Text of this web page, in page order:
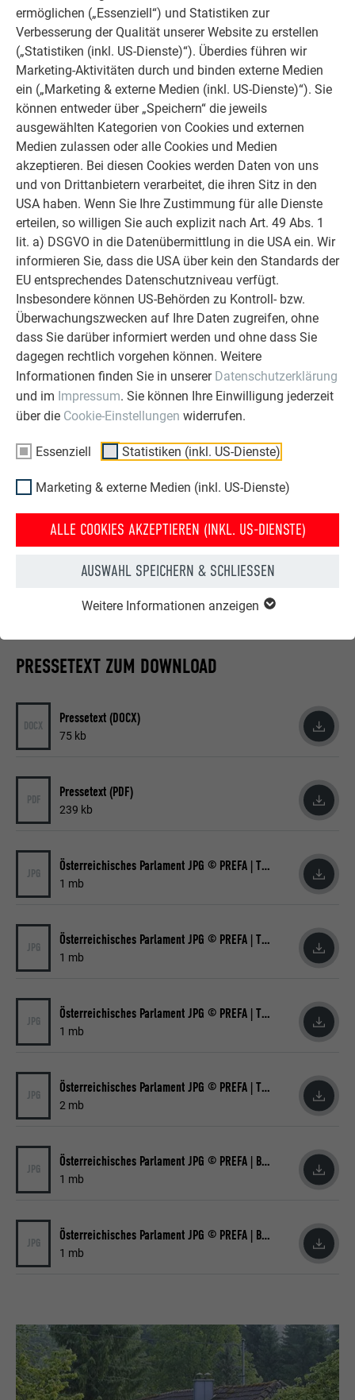
ermöglichen („Essenziell“) und Statistiken zur
Verbesserung der Qualität unserer Website zu erstellen
(„Statistiken (inkl. US-Dienste)“). Überdies führen wir
Marketing-Aktivitäten durch und binden externe Medien
ein („Marketing & externe Medien (inkl. US-Dienste)“). Sie
können entweder über „Speichern“ die jeweils
ausgewählten Kategorien von Cookies und externen
Medien zulassen oder alle Cookies und Medien
akzeptieren. Bei diesen Cookies werden Daten von uns
und von Drittanbietern verarbeitet, die ihren Sitz in den
USA haben. Wenn Sie Ihre Zustimmung für alle Dienste
erteilen, so willigen Sie auch explizit nach Art. 49 Abs. 1
lit. a) DSGVO in die Datenübermittlung in die USA ein. Wir
informieren Sie, dass die USA über kein den Standards der
EU entsprechendes Datenschutzniveau verfügt.
Insbesondere können US-Behörden zu Kontroll- bzw.
Überwachungszwecken auf Ihre Daten zugreifen, ohne
dass Sie darüber informiert werden und ohne dass Sie
dagegen rechtlich vorgehen können. Weitere
Informationen finden Sie in unserer Datenschutzerklärung
und im Impressum. Sie können Ihre Einwilligung jederzeit
über die Cookie-Einstellungen widerrufen.
Essenziell Statistiken (inkl. US-Dienste)
Marketing & externe Medien (inkl. US-Dienste)
ALLE COOKIES AKZEPTIEREN (INKL. US-DIENSTE)
AUSWAHL SPEICHERN & SCHLIESSEN
Weitere Informationen anzeigen
Fassadentechnikin fachmännischer Detailarbeit verlegt.
HISTORISCHE DEKORATION BESTENS
GESCHÜTZT
Auf dem Dach des österreichischen Parlaments lässt sich
auch viel an dekorativer Gestaltung bestaunen. „Die
prachtvollen historischen Bronzeskulpturen und deren
Gesimse blieben erhalten und wurden mit separaten
„Diese sollen die Ausschwemmungen des Kupfers durch
Regenwasser sicher ableiten.“ Zudem wurde der dekorative,
pulverbeschichtet, um ihn sicher gegen Verwitterung zu
PRESSETEXT ZUM DOWNLOAD
DOCX Pressetext (DOCX)
75 kb
PDF Pressetext (PDF)
239 kb
JPG Österreichisches Parlament JPG © PREFA | Thomas Topf
1 mb
JPG Österreichisches Parlament JPG © PREFA | Thomas Topf
1 mb
JPG Österreichisches Parlament JPG © PREFA | Thomas Topf
1 mb
JPG Österreichisches Parlament JPG © PREFA | Thomas Topf
2 mb
JPG Österreichisches Parlament JPG © PREFA | Bernhard Zofall
1 mb
JPG Österreichisches Parlament JPG © PREFA | Bernhard Zofall
1 mb